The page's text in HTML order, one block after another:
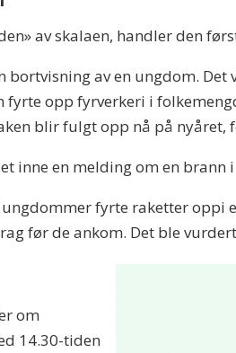
av skalaen, handler den
bortvisning av en ungdom.
opp fyrverkeri i
blir fulgt opp nå på nyåret,
inne en melding om en
fyrte raketter oppi
før de ankom. Det ble
om
14.30-tiden